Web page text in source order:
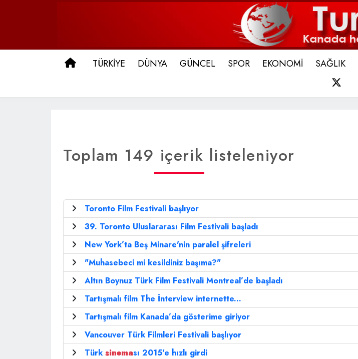
ANA SAYFA
TÜRKİYE DÜNYA GÜNCEL SPOR EKONOMİ SAĞLIK
Toplam 149 içerik listeleniyor
Toronto Film Festivali başlıyor
39. Toronto Uluslararası Film Festivali başladı
New York’ta Beş Minare'nin paralel şifreleri
"Muhasebeci mi kesildiniz başıma?"
Altın Boynuz Türk Film Festivali Montreal’de başladı
Tartışmalı film The İnterview internette...
Tartışmalı film Kanada’da gösterime giriyor
Vancouver Türk Filmleri Festivali başlıyor
Türk sineması 2015'e hızlı girdi